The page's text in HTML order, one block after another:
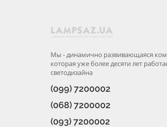
Мы - динамично развивающаяся
которая уже более десяти лет
светодизайна
(099) 7200002
(068) 7200002
(093) 7200002